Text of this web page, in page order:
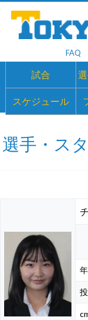
FAQ
試合
スケジュール
選手・ス
年